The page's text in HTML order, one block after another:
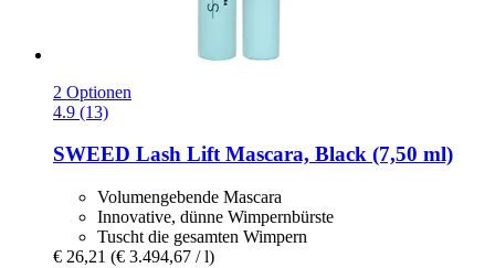
2 Optionen
4.9 (13)
SWEED Lash Lift Mascara, Black (7,50 ml)
Volumengebende Mascara
Innovative, dünne Wimpernbürste
Tuscht die gesamten Wimpern
€ 26,21 (€ 3.494,67 / l)